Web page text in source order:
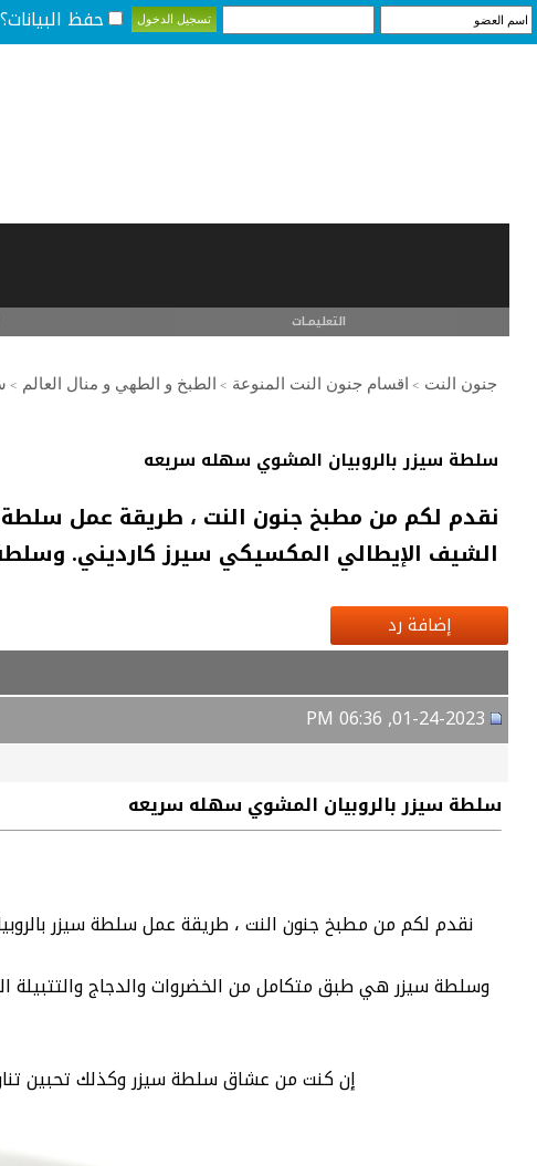
حفظ البيانات؟
التعليمـــات
جنون النت > اقسام جنون النت المنوعة > الطبخ و الطهي و منال العالم >
سلطة سيزر بالروبيان المشوي سهله سريعه
نقدم لكم من مطبخ جنون النت ، طريقة عمل سلطة
الشيف الإيطالي المكسيكي سيرز كارديني.
إضافة رد
سلطة سيزر بالروبيان المشوي سهله سريعه
نقدم لكم من مطبخ جنون النت ، طريقة عمل سلطة سيزر
وسلطة سيزر هي طبق متكامل من الخضروات والدجاج والتتبيلة
إن كنت من عشاق سلطة سيزر وكذلك تحبين